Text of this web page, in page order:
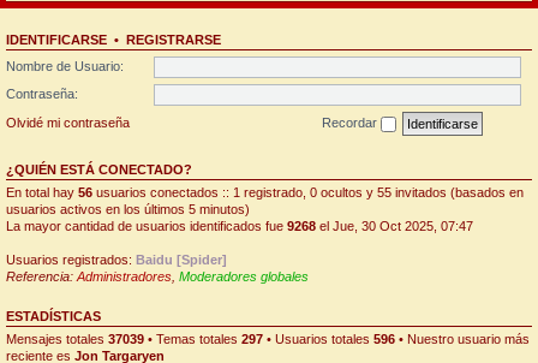
IDENTIFICARSE • REGISTRARSE
Nombre de Usuario:
Contraseña:
Olvidé mi contraseña
Recordar
¿QUIÉN ESTÁ CONECTADO?
En total hay 56 usuarios conectados :: 1 registrado, 0 ocultos y 55 invitados (basados en
usuarios activos en los últimos 5 minutos)
La mayor cantidad de usuarios identificados fue 9268 el Jue, 30 Oct 2025, 07:47
Usuarios registrados: Baidu [Spider]
Referencia: Administradores Moderadores globales
ESTADÍSTICAS
Mensajes totales 37039 • Temas totales 297 • Usuarios totales 596 • Nuestro usuario más
reciente es Jon Targaryen